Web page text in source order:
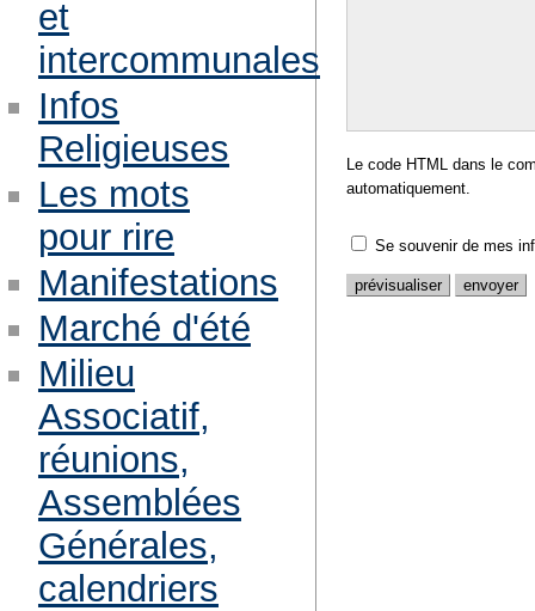
Le code HTML dans le
automatiquement.
Se souvenir de mes
et
intercommunales
Infos
Religieuses
Les mots
pour rire
Manifestations
Marché d'été
Milieu
Associatif,
réunions,
Assemblées
Générales,
calendriers